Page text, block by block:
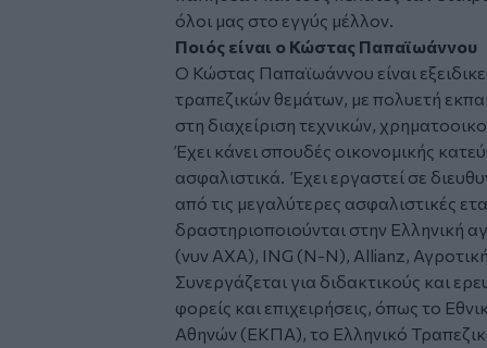
όλοι μας στο εγγύς μέλλον.
Ποιός είναι ο Κώστας Παπαϊωάννου
Ο Κώστας Παπαϊωάννου είναι
τραπεζικών θεμάτων, με πολυετή
στη διαχείριση τεχνικών,
Έχει κάνει σπουδές οικονομικής
ασφαλιστικά. Έχει εργαστεί σε
από τις μεγαλύτερες ασφαλιστικές
δραστηριοποιούνται στην Ελληνική
(νυν ΑΧΑ), ING (N-N), Allianz,
Συνεργάζεται για διδακτικούς και
φορείς και επιχειρήσεις, όπως το
Αθηνών (ΕΚΠΑ), το Ελληνικό